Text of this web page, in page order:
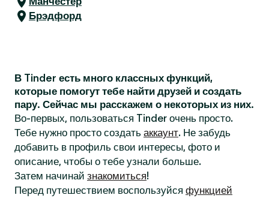
Брэдфорд
В Tinder есть много классных функций,
которые помогут тебе найти друзей и создать
пару. Сейчас мы расскажем о некоторых из них.
Во-первых, пользоваться Tinder очень просто.
Тебе нужно просто создать аккаунт. Не забудь
добавить в профиль свои интересы, фото и
описание, чтобы о тебе узнали больше.
Затем начинай знакомиться!
Перед путешествием воспользуйся функцией